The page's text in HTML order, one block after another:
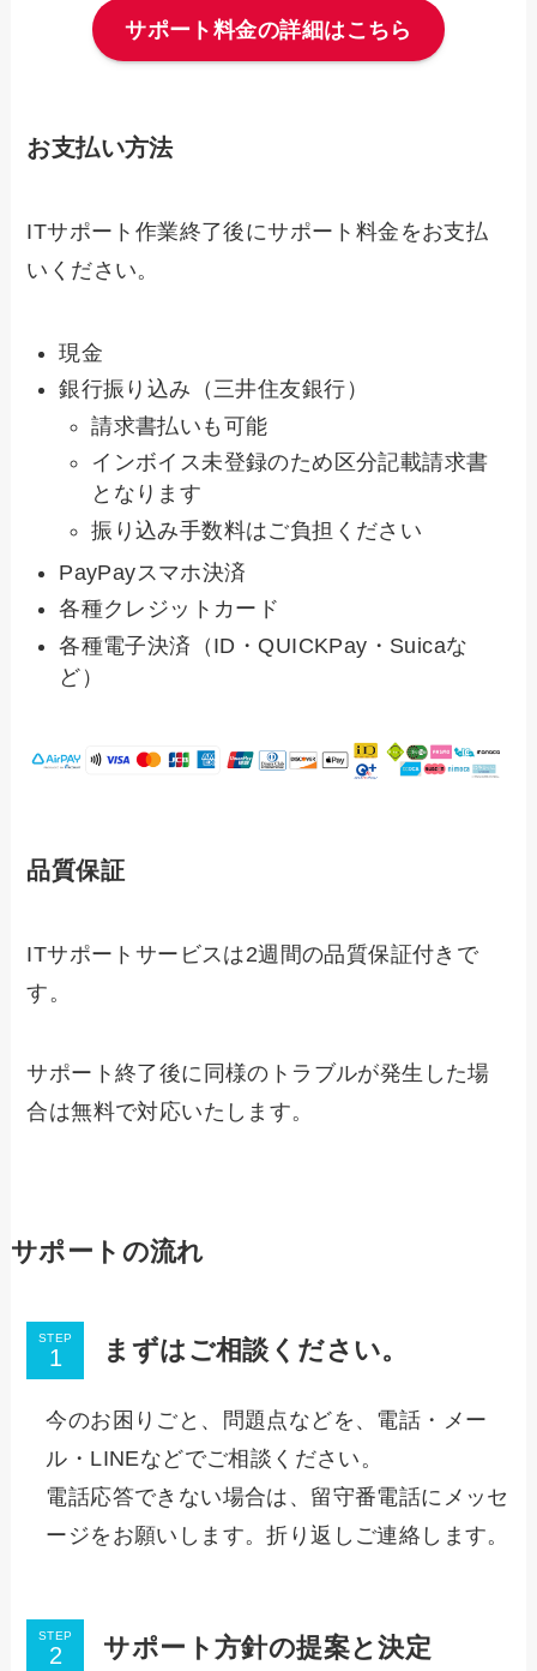
サポート料金の詳細はこちら
お支払い方法
ITサポート作業終了後にサポート料金をお支払
いください。
現金
銀行振り込み（三井住友銀行）
請求書払いも可能
インボイス未登録のため区分記載請求書
となります
振り込み手数料はご負担ください
PayPayスマホ決済
各種クレジットカード
各種電子決済（ID・QUICKPay・Suicaな
ど）
品質保証
ITサポートサービスは2週間の品質保証付きで
す。
サポート終了後に同様のトラブルが発生した場
合は無料で対応いたします。
サポートの流れ
STEP まずはご相談ください。
今のお困りごと、問題点などを、電話・メー
ル・LINEなどでご相談ください。
電話応答できない場合は、留守番電話にメッセ
ージをお願いします。折り返しご連絡します。
STEP サポート方針の提案と決定